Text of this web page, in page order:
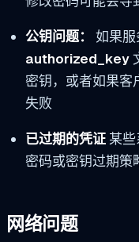
公钥问题：
如果
authorized_key
密钥，或者如果客
失败
已过期的凭证某些
密码或密钥过期策
网络问题